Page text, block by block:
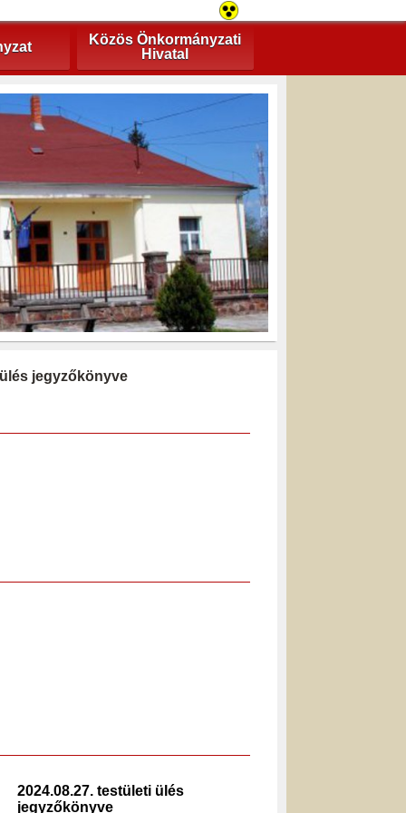
Közös Önkormányzati
Hivatal
jegyzőkönyve
2024.08.27. testületi ülés
jegyzőkönyve